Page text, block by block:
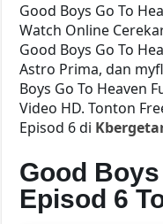
Good Boys Go To
Watch Online
Good Boys Go To
Astro Prima, dan
Boys Go To Heaven
Video HD. Tonton
Episod 6 di
Good
Episod 6